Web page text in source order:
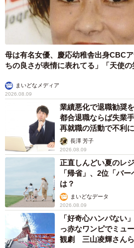
母は有名女優、慶応幼稚舎出身CBC
ちの良さが表情に表れてる」「天使の
まいどなメディア
2026.08.09
業績悪化で退職勧奨
都合退職ならば失業
再就職の活動で不利
アカウンセラーが解説
長澤 芳子
2026.08.09
正直しんどい夏のレ
「帰省」、2位「バ
は？
まいどなデータ
2026.08.09
「好奇心ハンパない
っ赤なワンピでミュ
観劇 三山凌輝さん